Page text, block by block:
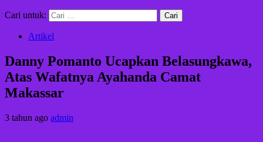
Cari untuk:
Artikel
Danny Pomanto Ucapkan Belasungkawa,
Atas Wafatnya Ayahanda Camat
Makassar
3 tahun ago admin